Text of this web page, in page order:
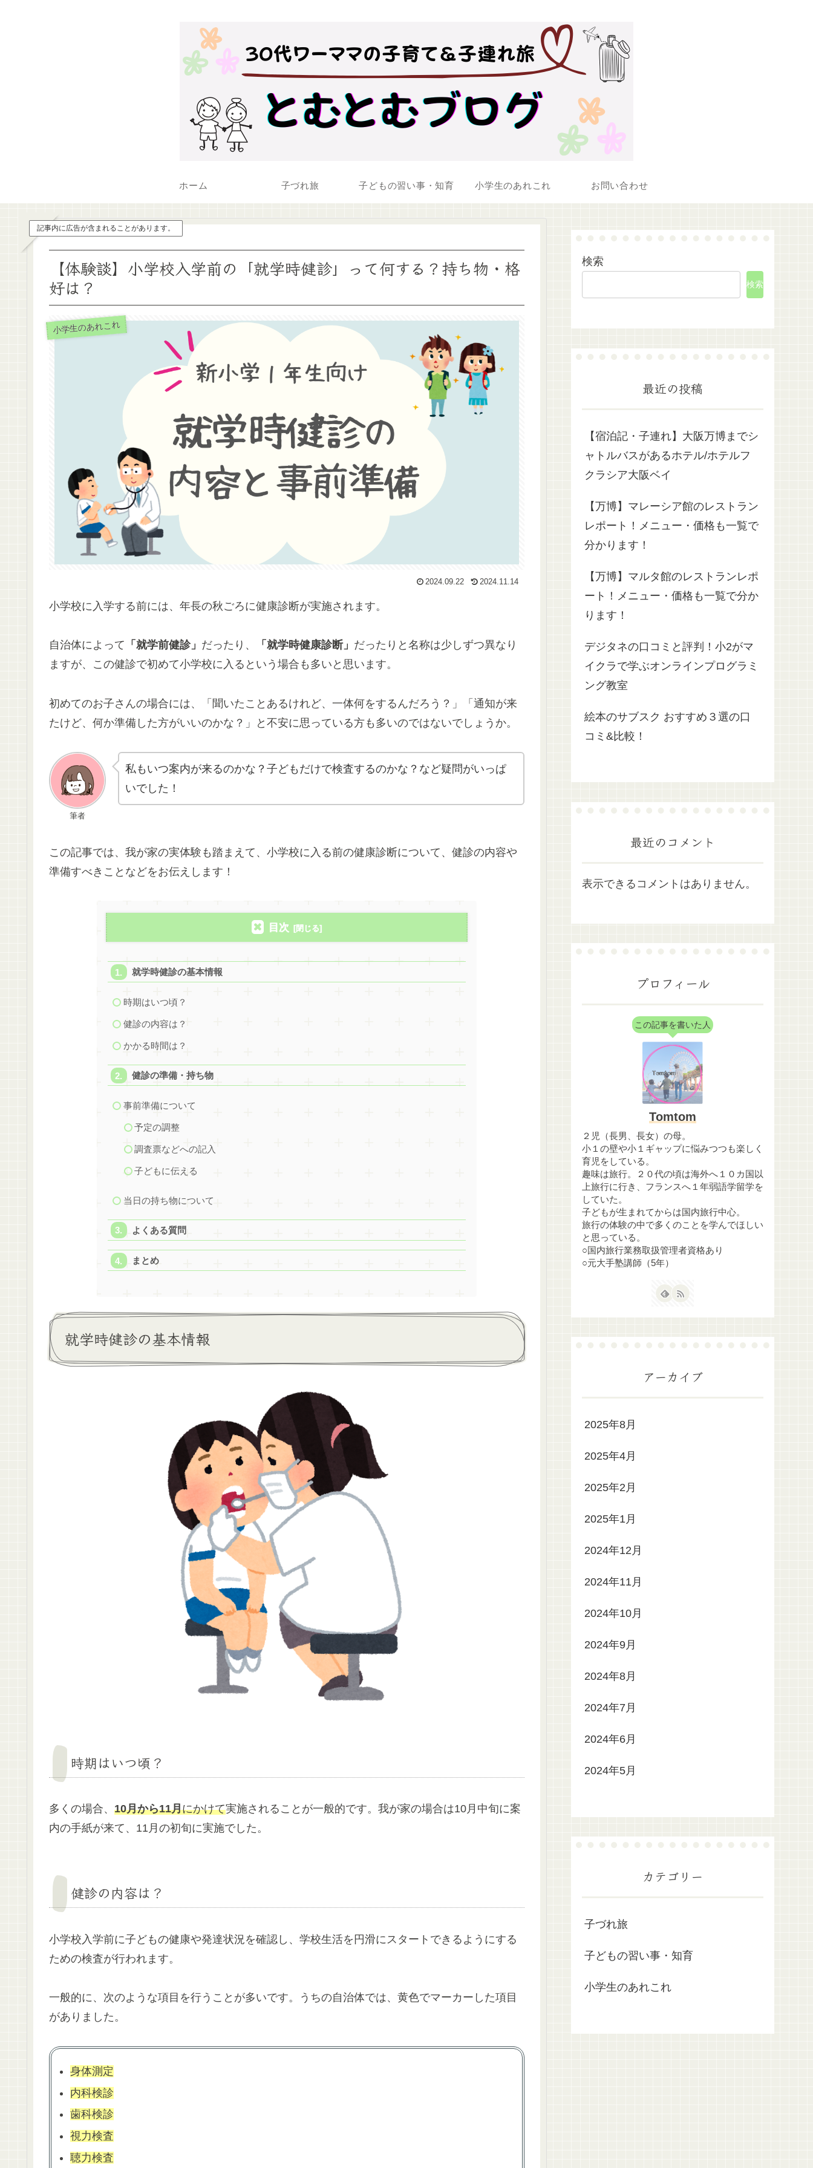
ホーム 子づれ旅 子どもの習い事・知育 小学生のあれこれ お問い合わせ
記事内に広告が含まれることがあります。
【体験談】小学校入学前の「就学時健診」って何する？持ち物・格
好は？
小学生のあれこれ
2024.09.22 2024.11.14
小学校に入学する前には、年長の秋ごろに健康診断が実施されます。
自治体によって 「就学前健診」 だったり、 「就学時健康診断」 だったりと名称は少しずつ異なり
ますが、この健診で初めて小学校に入るという場合も多いと思います。
初めてのお子さんの場合には、「聞いたことあるけれど、一体何をするんだろう？」「通知が来
たけど、何か準備した方がいいのかな？」と不安に思っている方も多いのではないでしょうか。
筆者
私もいつ案内が来るのかな？子どもだけで検査するのかな？など疑問がいっぱ
いでした！
この記事では、我が家の実体験も踏まえて、小学校に入る前の健康診断について、健診の内容や
準備すべきことなどをお伝えします！
目次
就学時健診の基本情報
時期はいつ頃？
健診の内容は？
かかる時間は？
健診の準備・持ち物
事前準備について
予定の調整
調査票などへの記入
子どもに伝える
当日の持ち物について
よくある質問
まとめ
就学時健診の基本情報
時期はいつ頃？
多くの場合、 10月から11月にかけて実施されることが一般的です。我が家の場合は10月中旬に案
内の手紙が来て、11月の初旬に実施でした。
健診の内容は？
小学校入学前に子どもの健康や発達状況を確認し、学校生活を円滑にスタートできるようにする
ための検査が行われます。
一般的に、次のような項目を行うことが多いです。うちの自治体では、黄色でマーカーした項目
がありました。
身体測定
内科検診
歯科検診
視力検査
聴力検査
検索
検索
最近の投稿
【宿泊記・子連れ】大阪万博までシ
ャトルバスがあるホテル/ホテルフ
クラシア大阪ベイ
【万博】マレーシア館のレストラン
レポート！メニュー・価格も一覧で
分かります！
【万博】マルタ館のレストランレポ
ート！メニュー・価格も一覧で分か
ります！
デジタネの口コミと評判！小2がマ
イクラで学ぶオンラインプログラミ
ング教室
絵本のサブスク おすすめ３選の口
コミ&比較！
最近のコメント
表示できるコメントはありません。
プロフィール
この記事を書いた人
Tomtom
２児（長男、長女）の母。
小１の壁や小１ギャップに悩みつつも楽しく
育児をしている。
趣味は旅行。２０代の頃は海外へ１０カ国以
上旅行に行き、フランスへ１年弱語学留学を
していた。
子どもが生まれてからは国内旅行中心。
旅行の体験の中で多くのことを学んでほしい
と思っている。
○国内旅行業務取扱管理者資格あり
○元大手塾講師（5年）
アーカイブ
2025年8月
2025年4月
2025年2月
2025年1月
2024年12月
2024年11月
2024年10月
2024年9月
2024年8月
2024年7月
2024年6月
2024年5月
カテゴリー
子づれ旅
子どもの習い事・知育
小学生のあれこれ